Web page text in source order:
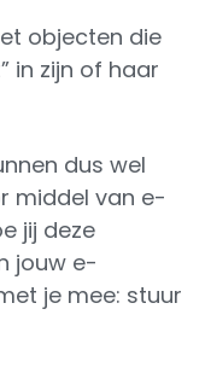
objecten die
in zijn of haar
dus wel
middel van e-
jij deze
jouw e-
je mee: stuur